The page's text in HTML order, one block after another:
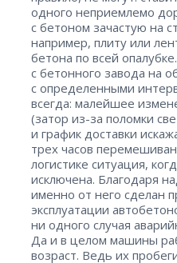
одного неприемлемо
с бетоном зачастую на
например, плиту или
бетона по всей
с бетонного завода на
с определенными
всегда: ​малейшее
(затор из-за поломки
и график доставки
трех часов
логистике ситуация,
исключена. Благодаря
именно от него сделан
эксплуатации
ни одного случая
Да и в целом машины
возраст. Ведь их